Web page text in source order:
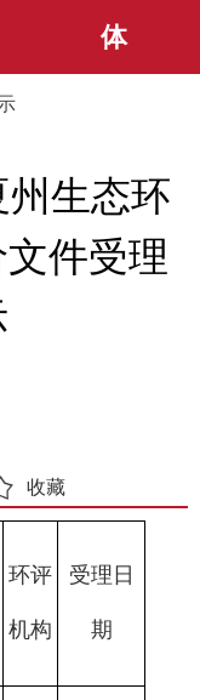
体
州生态环
件受理
收藏
环评
机构
受理日
期